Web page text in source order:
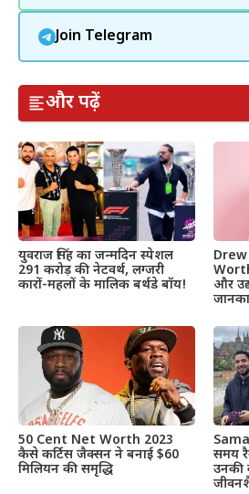
Join Telegram
और पढ़ें
युवराज सिंह का जन्मदिन स्पेशल
291 करोड़ की नेटवर्थ, लग्जरी
कारों-महलों के मालिक बर्थडे बॉय!
और
50 Cent Net Worth 2023
कैसे कर्टिस जैक्सन ने बनाई $60
मिलियन की समृद्धि
समय
उनकी